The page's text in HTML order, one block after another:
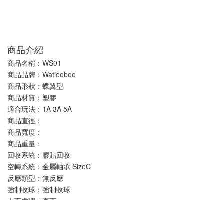
商品介紹
商品名稱：WS01
商品品牌：Watieoboo
商品形狀：蝶翼型
商品材質：塑膠
適合玩法：1A 3A 5A
商品直徑：
商品寬度：
商品重量：
回收系統：膠貼回收
空轉系統：金屬軸承 SizeC
反應類型：無反應
強制收球：強制收球